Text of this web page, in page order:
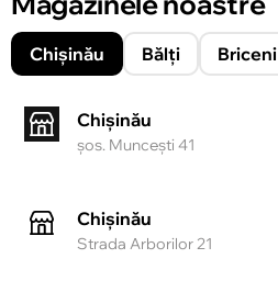
Chișinău Bălți Briceni
Chișinău
şos. Munceşti 41
Chișinău
Strada Arborilor 21